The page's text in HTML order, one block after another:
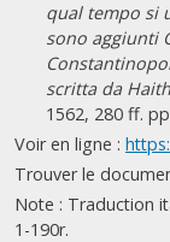
qual tempo si
sono aggiunti
scritta da
1562, 280 ff.
Voir en ligne :
Trouver le
Note : Traduction
1-190r.